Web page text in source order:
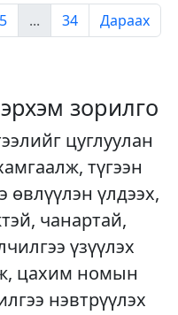
5 ... 34 Дараах
зорилго
цуглуулан
түгээн
өвлүүлэн үлдээх,
чанартай,
үзүүлэх
цахим номын
нэвтрүүлэх